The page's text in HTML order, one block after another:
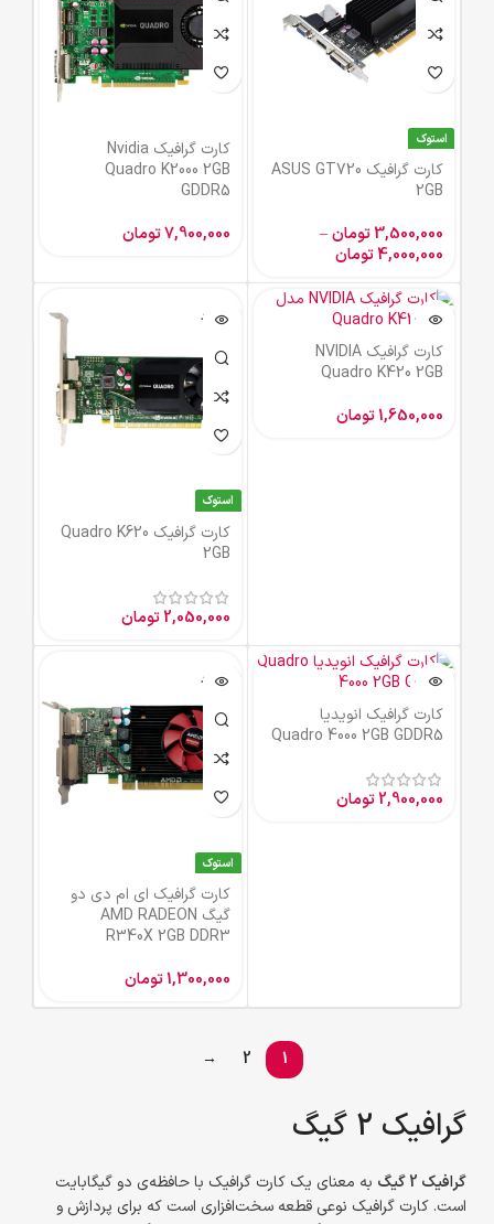
استوک
کارت گرافیک ASUS GT720
2GB
3,500,000تومان–
4,000,000تومان
کارت گرافیک Nvidia
Quadro K2000 2GB
GDDR5
7,900,000تومان
ناموجود
کارت گرافیک NVIDIA
Quadro K420 2GB
1,650,000تومان
ناموجود
استوک
کارت گرافیک Quadro K620
2GB
2,050,000تومان
ناموجود
کارت گرافیک انویدیا
Quadro 4000 2GB GDDR5
2,900,000تومان
ناموجود
استوک
کارت گرافیک ای ام دی دو
گیگ AMD RADEON
R340X 2GB DDR3
1,300,000تومان
1
2
→
گرافیک 2 گیگ
گرافیک 2 گیگ
به معنای یک کارت گرافیک با حافظه‌ی دو گیگابایت
است. کارت گرافیک نوعی قطعه سخت‌افزاری است که برای پردازش و